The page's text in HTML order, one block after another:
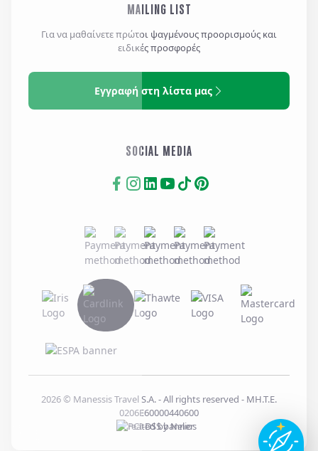
MAILING LIST
Για να μαθαίνετε πρώτοι ψαγμένους προορισμούς και
ειδικές προσφορές
Εγγραφή στη λίστα μας
SOCIAL MEDIA
2026© Manessis Travel S.A. - All rights reserved - MH.T.E.
0206E60000440600
Created byNelios